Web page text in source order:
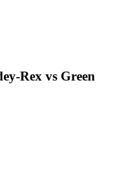
Rex vs Green